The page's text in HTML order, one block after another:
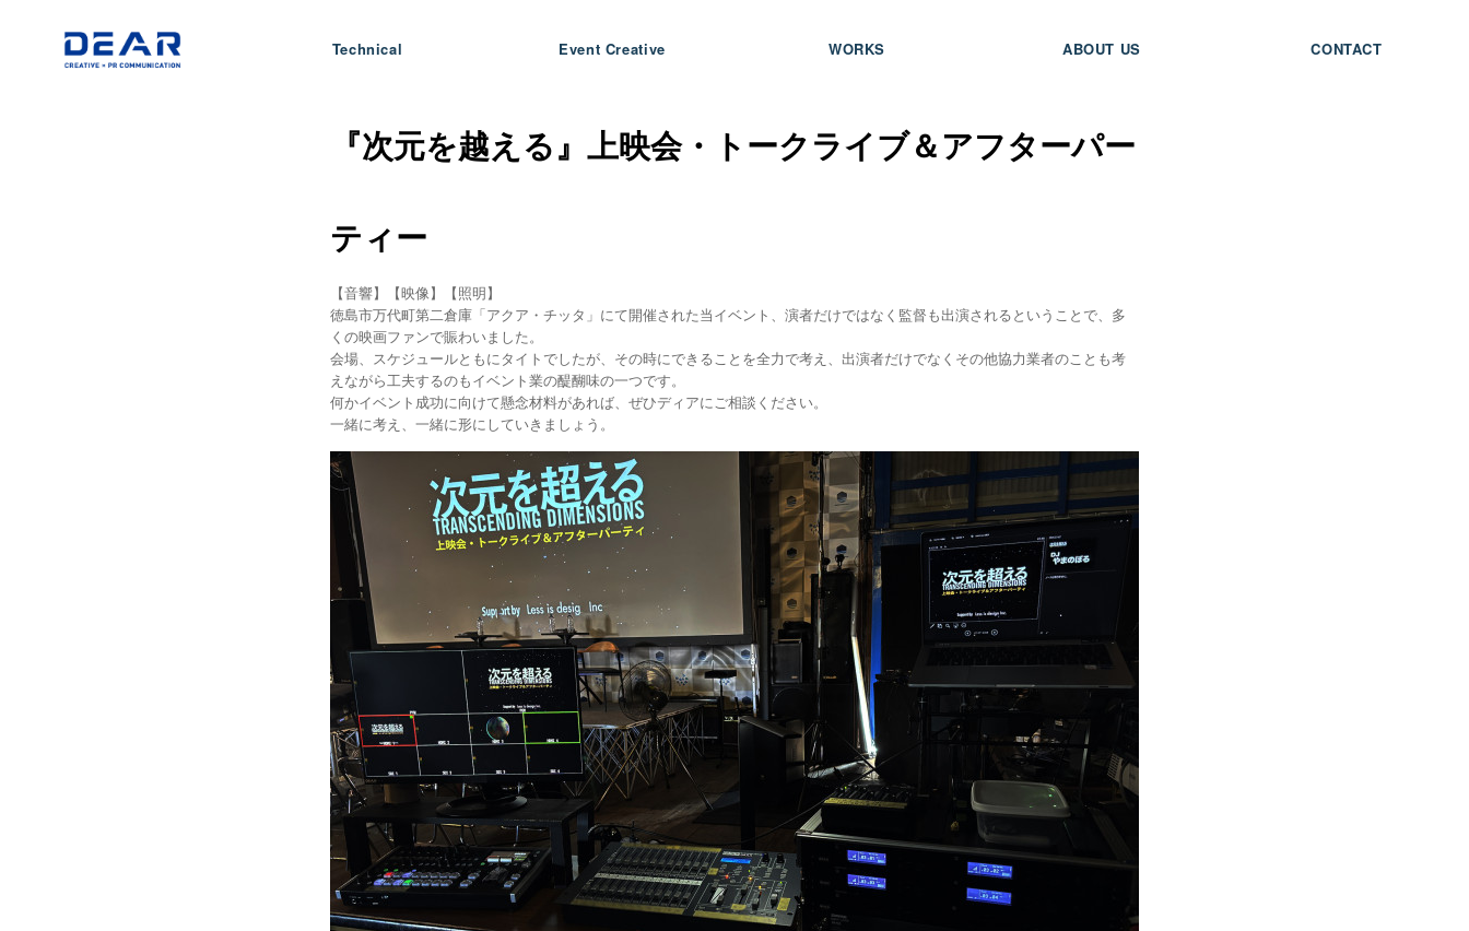
Technical Event Creative WORKS ABOUT US CONTACT
『次元を越える』上映会・トークライブ＆アフターパー
ティー
【音響】【映像】【照明】
徳島市万代町第二倉庫「アクア・チッタ」にて開催された当イベント、演者だけではなく監督も出演されるということで、多
くの映画ファンで賑わいました。
会場、スケジュールともにタイトでしたが、その時にできることを全力で考え、出演者だけでなくその他協力業者のことも考
えながら工夫するのもイベント業の醍醐味の一つです。
何かイベント成功に向けて懸念材料があれば、ぜひディアにご相談ください。
一緒に考え、一緒に形にしていきましょう。